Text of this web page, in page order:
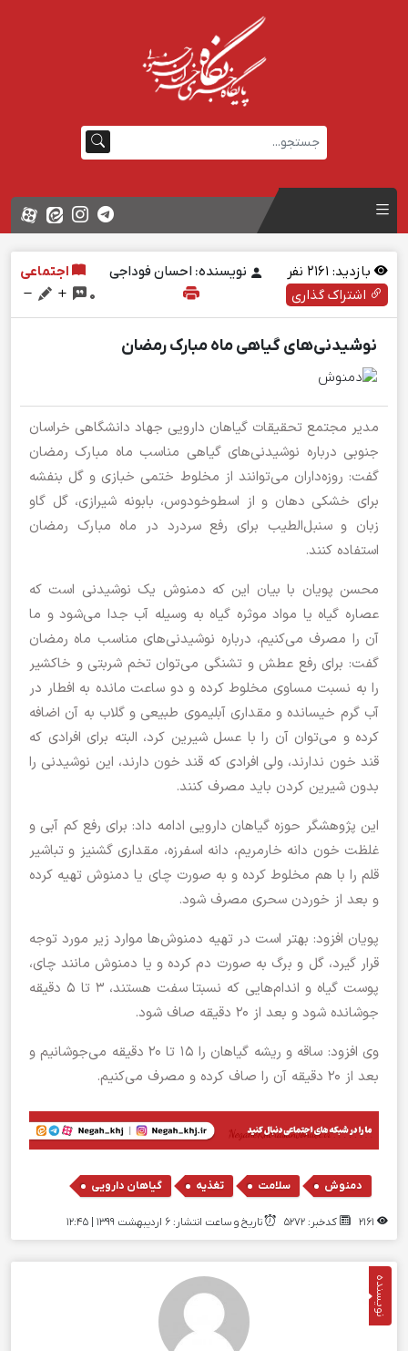
بازدید: نفر نویسنده: احسان فوداجی
اجتماعی
اشتراک گذاری
0
نوشیدنی‌های گیاهی ماه مبارک رمضان
مدیر مجتمع تحقیقات گیاهان دارویی جهاد دانشگاهی خراسان
جنوبی درباره نوشیدنی‌های گیاهی مناسب ماه مبارک رمضان
گفت: روزه‌داران می‌توانند از مخلوط ختمی خبازی و گل بنفشه
برای خشکی دهان و از اسطوخودوس، بابونه شیرازی، گل گاو
زبان و سنبل‌الطیب برای رفع سردرد در ماه مبارک رمضان
استفاده کنند.
محسن پویان با بیان این که دمنوش یک نوشیدنی است که
عصاره گیاه یا مواد موثره گیاه به وسیله آب جدا می‌شود و ما
آن را مصرف می‌کنیم، درباره نوشیدنی‌های مناسب ماه رمضان
گفت: برای رفع عطش و تشنگی می‌توان تخم شربتی و خاکشیر
را به نسبت مساوی مخلوط کرده و دو ساعت مانده به افطار در
آب گرم خیسانده و مقداری آبلیموی طبیعی و گلاب به آن اضافه
کرده و می‌توان آن را با عسل شیرین کرد، البته برای افرادی که
قند خون ندارند، ولی افرادی که قند خون دارند، این نوشیدنی را
بدون شیرین کردن باید مصرف کنند.
این پژوهشگر حوزه گیاهان دارویی ادامه داد: برای رفع کم آبی و
غلظت خون دانه خارمریم، دانه اسفرزه، مقداری گشنیز و تباشیر
قلم را با هم مخلوط کرده و به صورت چای یا دمنوش تهیه کرده
و بعد از خوردن سحری مصرف شود.
پویان افزود: بهتر است در تهیه دمنوش‌ها موارد زیر مورد توجه
قرار گیرد، گل و برگ به صورت دم کرده و یا دمنوش مانند چای،
پوست گیاه و اندام‌هایی که نسبتا سفت هستند، ۳ تا ۵ دقیقه
جوشانده شود و بعد از ۲۰ دقیقه صاف شود.
وی افزود: ساقه و ریشه گیاهان را ۱۵ تا ۲۰ دقیقه می‌جوشانیم و
بعد از ۲۰ دقیقه آن را صاف کرده و مصرف می‌کنیم.
دمنوش , سلامت , تغذیه , گیاهان دارویی
کدخبر: 5272 تاریخ و ساعت انتشار: ۶ اردیبهشت ۱۳۹۹ | 12:45
نویسنده